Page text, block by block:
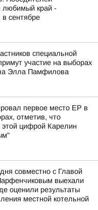
любимый край -
сентябре
специальной
участие на выборах
Элла Памфилова
первое место ЕР в
отметив, что
цифрой Карелин
совместно с Главой
выехали
оценили результаты
местной котельной